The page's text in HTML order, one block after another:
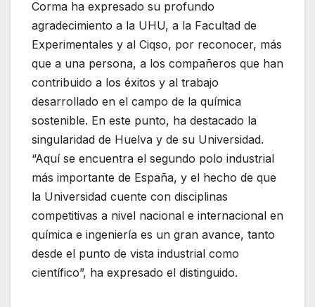
Corma ha expresado su profundo
agradecimiento a la UHU, a la Facultad de
Experimentales y al Ciqso, por reconocer, más
que a una persona, a los compañeros que han
contribuido a los éxitos y al trabajo
desarrollado en el campo de la química
sostenible. En este punto, ha destacado la
singularidad de Huelva y de su Universidad.
“Aquí se encuentra el segundo polo industrial
más importante de España, y el hecho de que
la Universidad cuente con disciplinas
competitivas a nivel nacional e internacional en
química e ingeniería es un gran avance, tanto
desde el punto de vista industrial como
científico”, ha expresado el distinguido.